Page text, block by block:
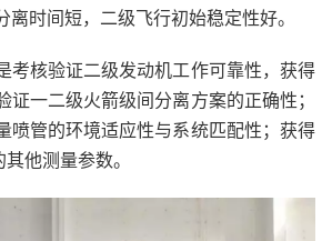
时间短，二级飞行初始稳定性好。
考核验证二级发动机工作可靠性，获得
证一二级火箭级间分离方案的正确性；
喷管的环境适应性与系统匹配性；获得
他测量参数。